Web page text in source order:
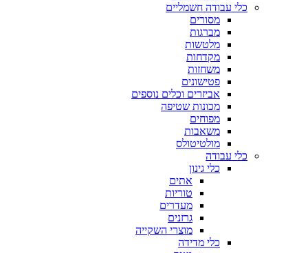
כלי עבודה חשמליים
מסורים
מברגות
מלטשות
מקדחות
משחזות
פטישונים
אביזרים וכלים נוספים
מכונות שטיפה
מפוחים
משאבות
מולטיטולס
כלי עבודה
כלי גינון
אתים
טוריות
מעדרים
גרזנים
מוצרי השקייה
כלי מדידה